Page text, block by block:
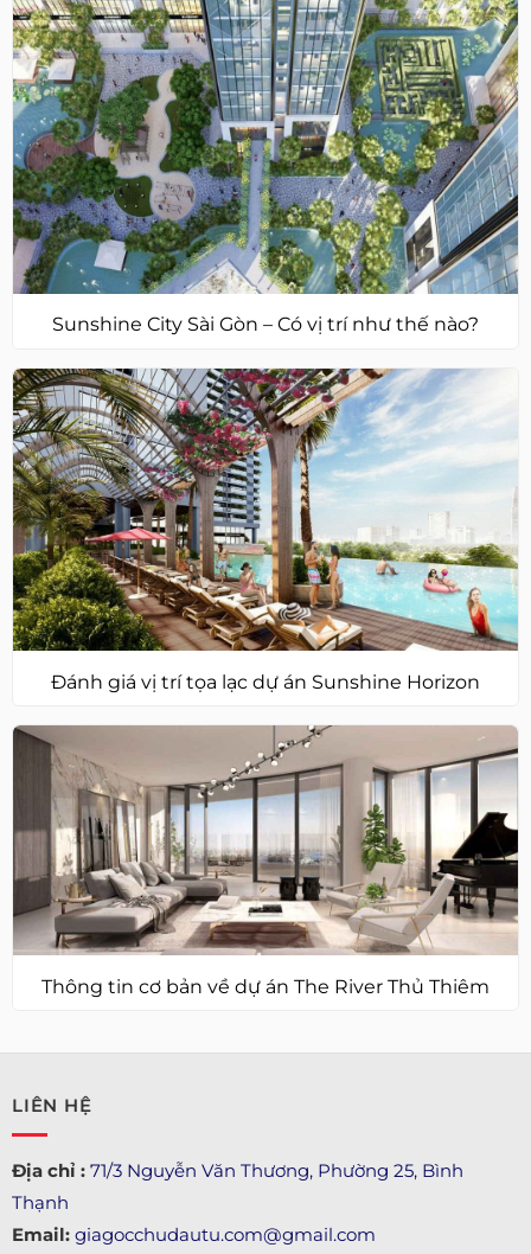
Sunshine City Sài Gòn – Có vị trí như thế nào?
Đánh giá vị trí tọa lạc dự án Sunshine Horizon
Thông tin cơ bản về dự án The River Thủ Thiêm
LIÊN HỆ
Địa chỉ : 71/3 Nguyễn Văn Thương, Phường 25, Bình
Thạnh
Email: giagocchudautu.com@gmail.com